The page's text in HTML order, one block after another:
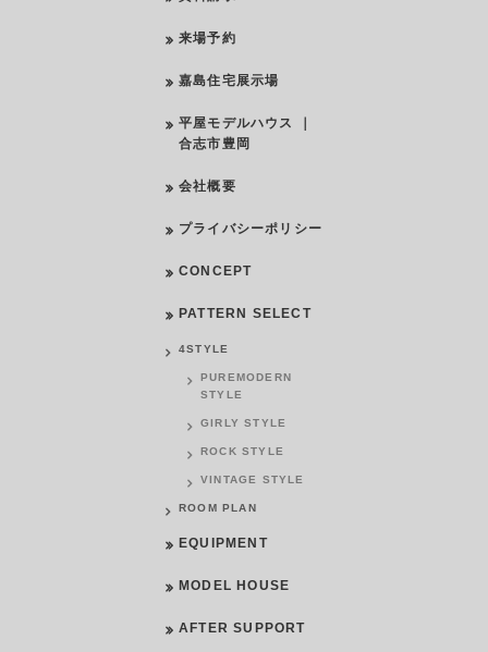
来場予約
嘉島住宅展示場
平屋モデルハウス ｜
合志市豊岡
会社概要
プライバシーポリシー
CONCEPT
PATTERN SELECT
4STYLE
PUREMODERN
STYLE
GIRLY STYLE
ROCK STYLE
VINTAGE STYLE
ROOM PLAN
EQUIPMENT
MODEL HOUSE
AFTER SUPPORT